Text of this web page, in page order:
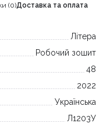
(0)Доставка та оплата
Літера
Робочий зошит
48
2022
Українська
Л1203У